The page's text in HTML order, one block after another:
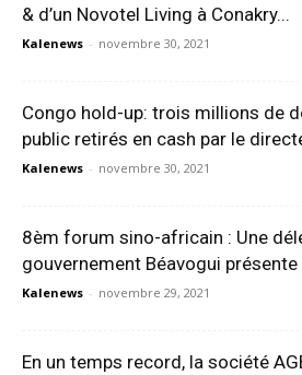
& d’un Novotel Living à Conakry...
Kalenews - novembre 30, 2021
Congo hold-up: trois millions de
public retirés en cash par le
Kalenews - novembre 30, 2021
8èm forum sino-africain : Une
gouvernement Béavogui présente
Kalenews - novembre 29, 2021
En un temps record, la société